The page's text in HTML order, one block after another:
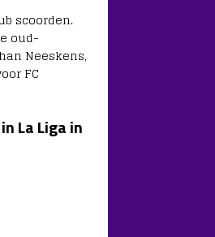
scoorden.
oud-
Neeskens,
FC
La Liga in